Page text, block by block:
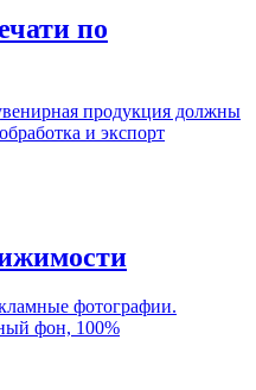
по
продукция должны
и экспорт
фотографии.
фон, 100%